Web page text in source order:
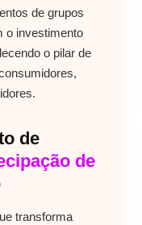
de grupos
o investimento
o pilar de
de
de
transforma